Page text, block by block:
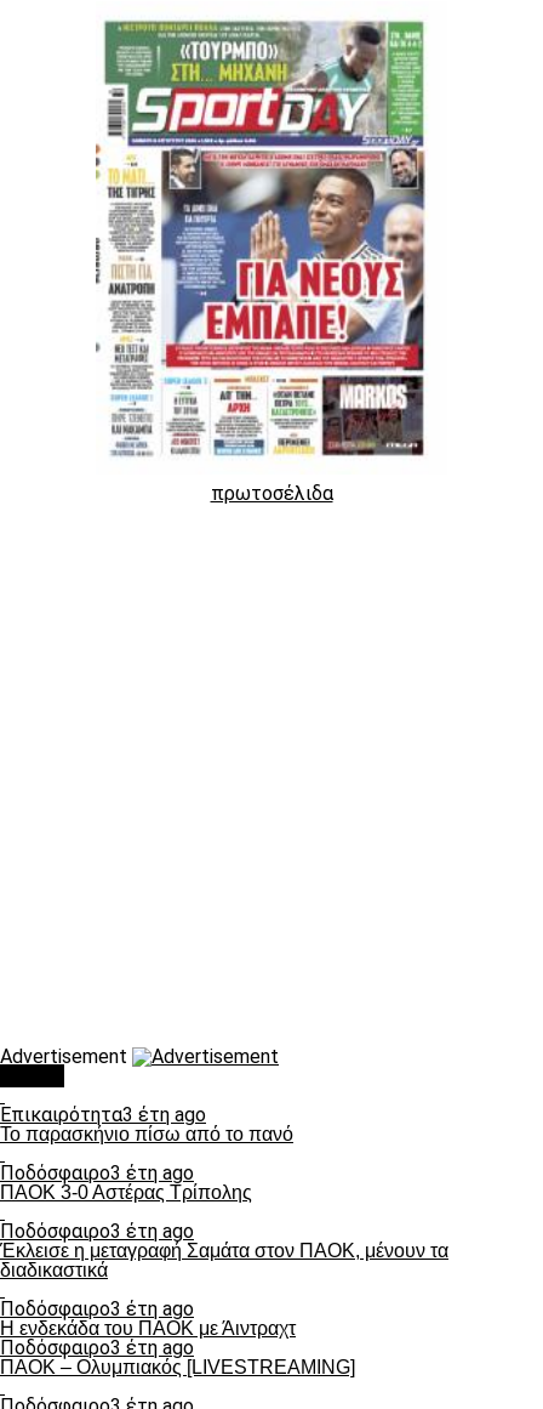
πρωτοσέλιδα
Advertisement
Επικαιρότητα3 έτη ago
Το παρασκήνιο πίσω από το πανό
Ποδόσφαιρο3 έτη ago
ΠΑΟΚ 3-0 Αστέρας Τρίπολης
Ποδόσφαιρο3 έτη ago
Έκλεισε η μεταγραφή Σαμάτα στον ΠΑΟΚ, μένουν τα
διαδικαστικά
Ποδόσφαιρο3 έτη ago
Η ενδεκάδα του ΠΑΟΚ με Άιντραχτ
Ποδόσφαιρο3 έτη ago
ΠΑΟΚ – Ολυμπιακός [LIVESTREAMING]